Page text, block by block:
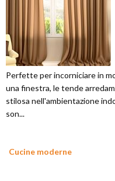
Perfette per incorniciare in
una finestra, le tende
stilosa nell'ambientazione
son...
Cucine moderne